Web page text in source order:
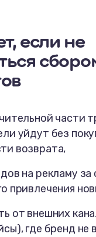
если не
части
уйдут без
возврата,
на рекламу за
привлечения
от внешних
где бренд не